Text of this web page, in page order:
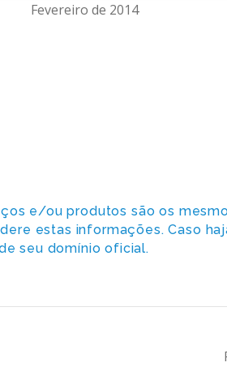
Fevereiro de 2014
e/ou produtos são os
estas informações. Caso
seu domínio oficial.